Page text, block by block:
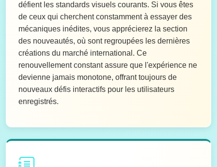
défient les standards visuels courants. Si vous êtes
de ceux qui cherchent constamment à essayer des
mécaniques inédites, vous apprécierez la section
des nouveautés, où sont regroupées les dernières
créations du marché international. Ce
renouvellement constant assure que l'expérience ne
devienne jamais monotone, offrant toujours de
nouveaux défis interactifs pour les utilisateurs
enregistrés.